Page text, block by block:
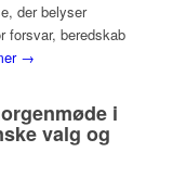
der belyser
forsvar, beredskab
→
i
valg og